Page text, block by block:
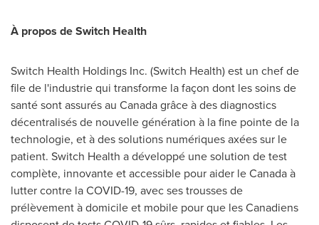
À propos de Switch Health
Switch Health Holdings Inc. (Switch Health) est un chef de
file de l'industrie qui transforme la façon dont les soins de
santé sont assurés au Canadagrâce à des diagnostics
décentralisés de nouvelle génération à la fine pointe de la
technologie, et à des solutions numériques axées sur le
patient. Switch Health a développé une solution de test
complète, innovante et accessible pour aider leCanadaà
lutter contre la COVID-19, avec ses trousses de
prélèvement à domicile et mobile pour que les Canadiens